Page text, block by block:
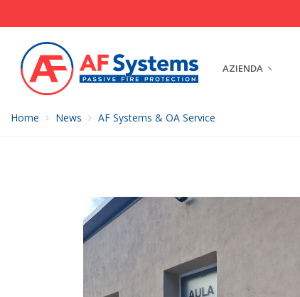
AZIENDA
Home News AF Systems & OA Service